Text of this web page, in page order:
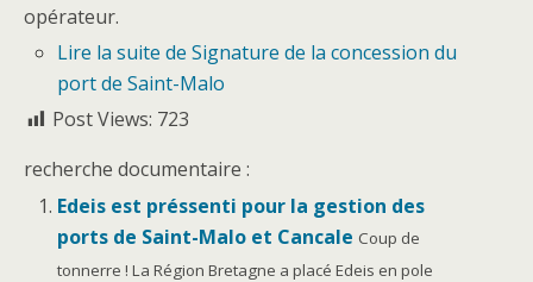
opérateur.
Lire la suite de Signature de la concession du
port de Saint-Malo
Post Views: 723
recherche documentaire :
Edeis est préssenti pour la gestion des
ports de Saint-Malo et Cancale Coup de
tonnerre ! La Région Bretagne a placé Edeis en pole